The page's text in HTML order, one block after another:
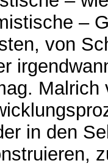
–
von
Malrich
in den